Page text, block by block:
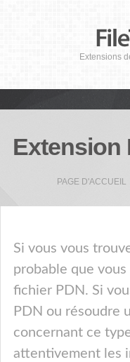
Extensions
Extension
PAGE D'ACCUEIL
Si vous vous
probable que
fichier PDN. Si
PDN ou résoudre
concernant ce
attentivement les